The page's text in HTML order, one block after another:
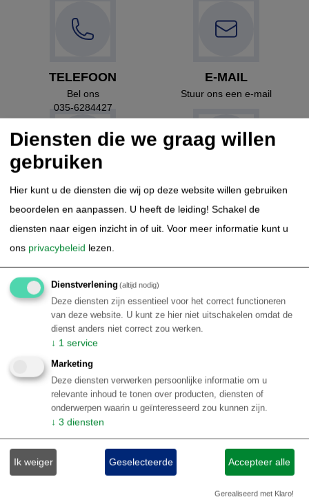
TELEFOON
Bel ons
035-6284427
E-MAIL
Stuur ons een e-mail
FACEBOOK
Blijf op de hoogte
ONTMOET ONS
Maak een afspraak
Thematisch Brazilië
Duiken & Snorkelen in Brazilie
Surfen in Brazilie
Amazone Cruise Brazilie
Autorondreis Brazilie
Avontuurlijk Brazilie
Bird Watching Brazilie
Natuur Brazilie / ecotoerisme
wildlife in Brazilie
Stedentrip Brazilie
Kust Brazilie
Luxe arrangementen Brazilie
Retreat Brazilie
Familie rondreis Brazilië
Informatie
Informatie per Braziliaanse bestemming
Diensten die we graag willen
gebruiken
Hier kunt u de diensten die wij op deze website willen gebruiken
beoordelen en aanpassen. U heeft de leiding! Schakel de
diensten naar eigen inzicht in of uit. Voor meer informatie kunt u
ons privacybeleid lezen.
Dienstverlening(altijd nodig)
Deze diensten zijn essentieel voor het correct functioneren
van deze website. U kunt ze hier niet uitschakelen omdat de
dienst anders niet correct zou werken.
↓ 1 service
Marketing
Deze diensten verwerken persoonlijke informatie om u
relevante inhoud te tonen over producten, diensten of
onderwerpen waarin u geïnteresseerd zou kunnen zijn.
↓ 3 diensten
Ik weiger Geselecteerde Accepteer alle
Gerealiseerd met Klaro!